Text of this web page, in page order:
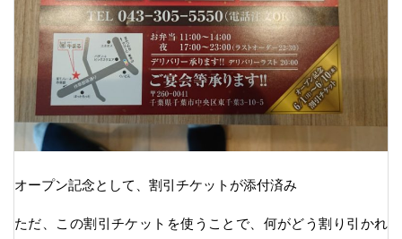
オープン記念として、割引チケットが添付済み
ただ、この割引チケットを使うことで、何がどう割り引かれ